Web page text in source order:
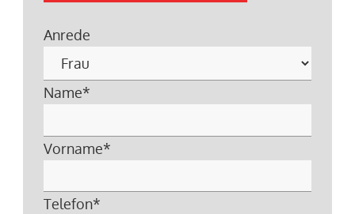
Anrede
Name*
Vorname*
Telefon*